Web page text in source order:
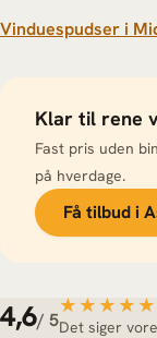
Vinduespudser i
Klar til rene
Fast pris uden
på hverdage.
Få tilbud i
4,6/ 5
★★★★★
★★★★★
Det siger